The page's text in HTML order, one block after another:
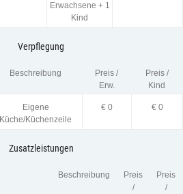
Erwachsene + 1
Kind
Verpflegung
Beschreibung
Preis /
Erw.
Preis /
Kind
Eigene
Küche/Küchenzeile
€ 0 € 0
Zusatzleistungen
Beschreibung
Preis
/
Preis
/